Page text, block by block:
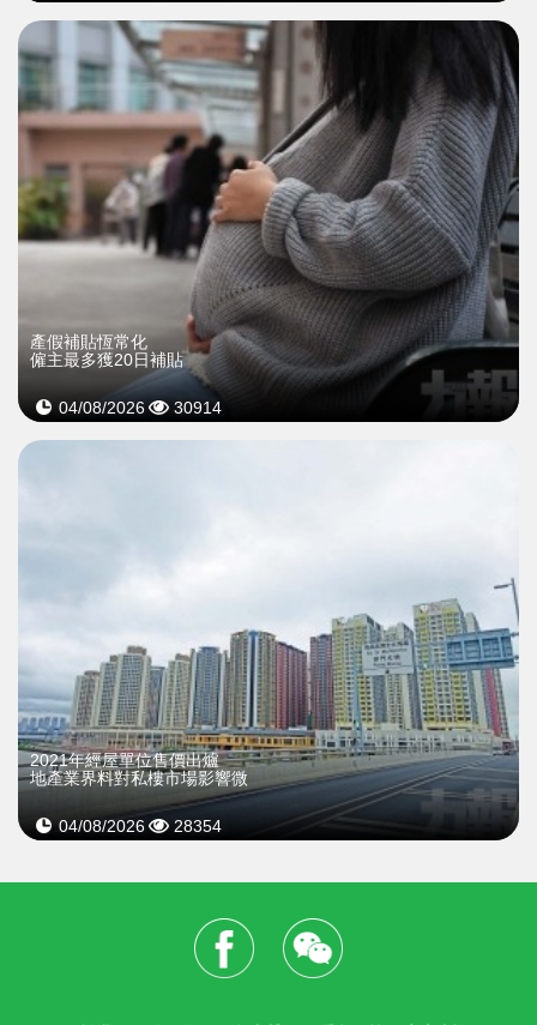
產假補貼恆常化
僱主最多獲20日補貼
04/08/2026 30914
2021年經屋單位售價出爐
地產業界料對私樓市場影響微
04/08/2026 28354